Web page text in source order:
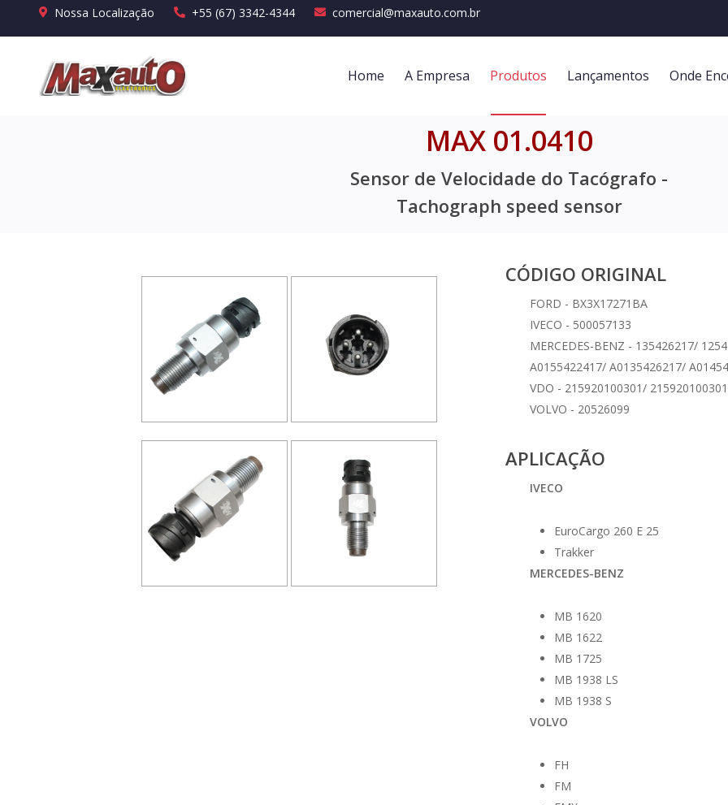
Nossa Localização +55 (67) 3342-4344 comercial@maxauto.com.br
Home A Empresa Produtos Lançamentos Onde
MAX 01.0410
Sensor de Velocidade do Tacógrafo -
Tachograph speed sensor
CÓDIGO ORIGINAL
FORD - BX3X17271BA
IVECO - 500057133
MERCEDES-BENZ - 135426217/
A0155422417/ A0135426217/
VDO - 215920100301/
VOLVO - 20526099
APLICAÇÃO
IVECO
EuroCargo 260 E 25
Trakker
MERCEDES-BENZ
MB 1620
MB 1622
MB 1725
MB 1938 LS
MB 1938 S
VOLVO
FH
FM